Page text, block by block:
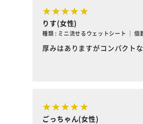
りす(女性)
種類 : ミニ流せるウェットシート ｜ 個
厚みはありますがコンパクト
ごっちゃん(女性)